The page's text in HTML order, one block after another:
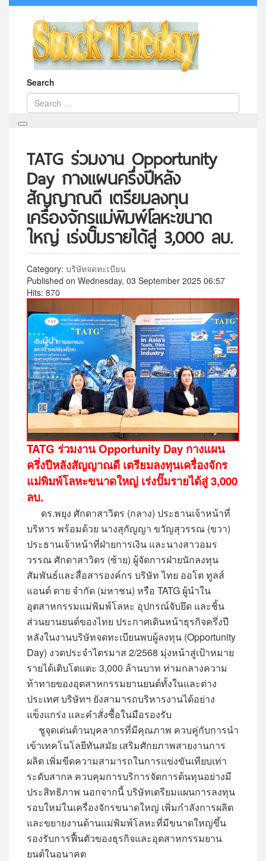
Search
TATG ร่วมงาน Opportunity
Day กางแผนครึ่งปีหลัง
สัญญาณดี เตรียมลงทุน
เครื่องจักรแม่พิมพ์โลหะขนาด
ใหญ่ เร่งปั๊มรายได้สู่ 3,000 ลบ.
Category: บริษัทจดทะเบียน
Published on Wednesday, 03 September 2025 06:57
Hits: 870
TATG ร่วมงาน Opportunity Day กางแผน
ครึ่งปีหลังสัญญาณดี เตรียมลงทุนเครื่องจักร
แม่พิมพ์โลหะขนาดใหญ่ เร่งปั๊มรายได้สู่ 3,000
ลบ.
ดร.พยุง ศักดาสาวิตร (กลาง) ประธานเจ้าหน้าที่
บริหาร พร้อมด้วย นางสุกัญญา ขวัญสุวรรณ (ขวา)
ประธานเจ้าหน้าที่ฝ่ายการเงิน และนางสาวอมร
วรรณ ศักดาสาวิตร (ซ้าย) ผู้จัดการฝ่ายนักลงทุน
สัมพันธ์และสื่อสารองค์กร บริษัท ไทย ออโต ทูลส์
แอนด์ ดาย จำกัด (มหาชน) หรือ TATG ผู้นำใน
อุตสาหกรรมแม่พิมพ์โลหะ อุปกรณ์จับยึด และชิ้น
ส่วนยานยนต์ของไทย ประกาศเดินหน้าธุรกิจครึ่งปี
หลังในงานบริษัทจดทะเบียนพบผู้ลงทุน (Opportunity
Day) งวดประจำไตรมาส 2/2568 มุ่งหน้าสู่เป้าหมาย
รายได้เติบโตแตะ 3,000 ล้านบาท ท่ามกลางความ
ท้าทายของอุตสาหกรรมยานยนต์ทั้งในและต่าง
ประเทศ บริษัทฯ ยังสามารถบริหารงานได้อย่าง
แข็งแกร่ง และคำสั่งซื้อในมือรองรับ
ชูจุดเด่นด้านบุคลากรที่มีคุณภาพ ควบคู่กับการนำ
เข้าเทคโนโลยีทันสมัย เสริมศักยภาพสายงานการ
ผลิต เพิ่มขีดความสามารถในการแข่งขันเทียบเท่า
ระดับสากล ควบคุมการบริการจัดการต้นทุนอย่างมี
ประสิทธิภาพ นอกจากนี้ บริษัทเตรียมแผนการลงทุน
รอบใหม่ในเครื่องจักรขนาดใหญ่ เพิ่มกำลังการผลิต
และขยายงานด้านแม่พิมพ์โลหะที่มีขนาดใหญ่ขึ้น
รองรับการฟื้นตัวของธุรกิจและอุตสาหกรรมยาน
ยนต์ในอนาคต